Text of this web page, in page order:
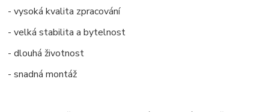
- vysoká kvalita zpracování
- velká stabilita a bytelnost
- dlouhá životnost
- snadná montáž